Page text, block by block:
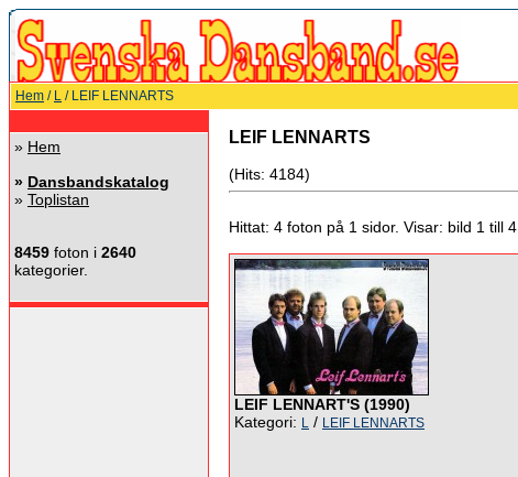
Hem / L / LEIF LENNARTS
» Hem
» Dansbandskatalog
» Toplistan
8459 foton i 2640
kategorier.
LEIF LENNARTS
(Hits: 4184)
Hittat: 4 foton på 1 sidor. Visar: bild 1 till 4.
LEIF LENNART'S (1990)
Kategori: L / LEIF LENNARTS